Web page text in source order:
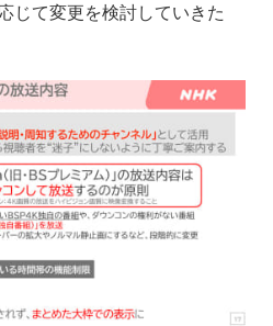
じて変更を検討していきた